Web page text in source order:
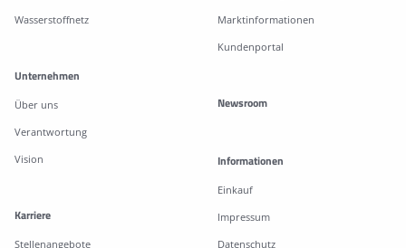
Wasserstoffnetz
Marktinformationen
Kundenportal
Unternehmen
Über uns
Verantwortung
Vision
Karriere
Stellenangebote
Newsroom
Informationen
Einkauf
Impressum
Datenschutz